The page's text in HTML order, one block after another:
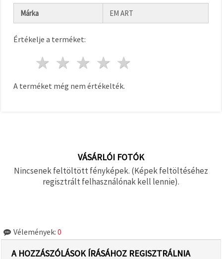
Beállítások
Márka EM ART
Értékelje a terméket:
4 csillagok
3 csillagok
2 csillagok
1 csillag
A terméket még nem értékelték.
VÁSÁRLÓI FOTÓK
Nincsenek feltöltött fényképek. (Képek feltöltéséhez
regisztrált felhasználónak kell lennie).
Vélemények: 0
A HOZZÁSZÓLÁSOK ÍRÁSÁHOZ REGISZTRÁLNIA